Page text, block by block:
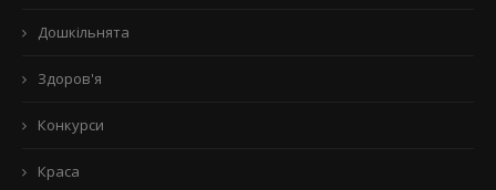
Дошкільнята
Здоров'я
Конкурси
Краса